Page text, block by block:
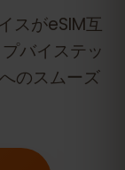
スがeSIM互
バイステッ
のスムーズ